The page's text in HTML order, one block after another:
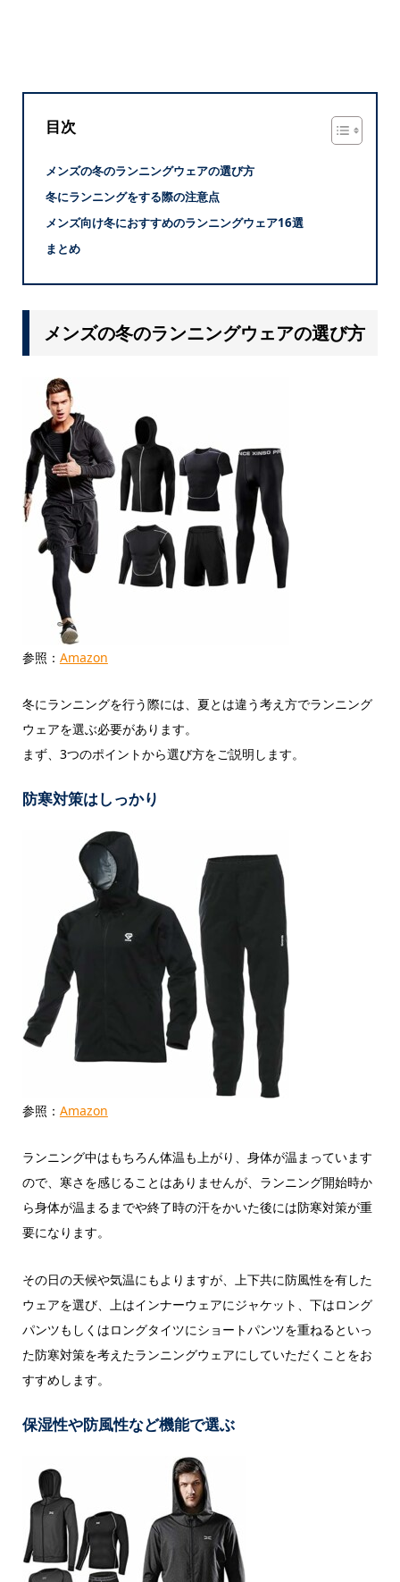
目次
メンズの冬のランニングウェアの選び方
冬にランニングをする際の注意点
メンズ向け冬におすすめのランニングウェア16選
まとめ
メンズの冬のランニングウェアの選び方
参照： Amazon
冬にランニングを行う際には、夏とは違う考え方でランニング
ウェアを選ぶ必要があります。
まず、3つのポイントから選び方をご説明します。
防寒対策はしっかり
参照： Amazon
ランニング中はもちろん体温も上がり、身体が温まっています
ので、寒さを感じることはありませんが、ランニング開始時か
ら身体が温まるまでや終了時の汗をかいた後には防寒対策が重
要になります。
その日の天候や気温にもよりますが、上下共に防風性を有した
ウェアを選び、上はインナーウェアにジャケット、下はロング
パンツもしくはロングタイツにショートパンツを重ねるといっ
た防寒対策を考えたランニングウェアにしていただくことをお
すすめします。
保湿性や防風性など機能で選ぶ